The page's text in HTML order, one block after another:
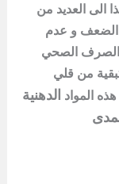
الى العديد من
الضعف و عدم
الصرف الصحي
من قلي
المواد الدهنية